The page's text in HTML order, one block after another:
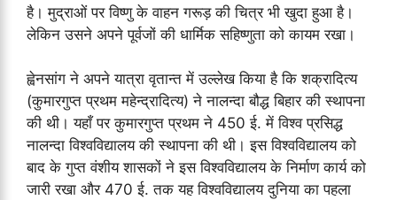
है। मुद्राओं पर विष्णु के वाहन गरूड़ की चित्र भी खुदा हुआ है।
लेकिन उसने अपने पूर्वजों की धार्मिक सहिष्णुता को कायम रखा।
ह्वेनसांग ने अपने यात्रा वृतान्त में उल्लेख किया है कि शक्रादित्य
(कुमारगुप्त प्रथम महेन्द्रादित्य) ने नालन्दा बौद्ध बिहार की स्थापना
की थी। यहाँ पर कुमारगुप्त प्रथम ने 450 ई. में विश्व प्रसिद्ध
नालन्दा विश्‍वविद्यालय की स्थापना की थी। इस विश्वविद्यालय को
बाद के गुप्त वंशीय शासकों ने इस विश्वविद्यालय के निर्माण कार्य को
जारी रखा और 470 ई. तक यह विश्वविद्यालय दुनिया का पहला